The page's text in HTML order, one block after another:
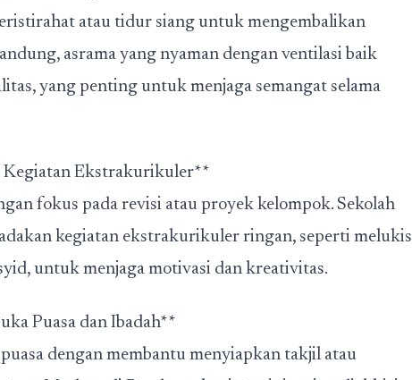
atau tidur siang untuk mengembalikan
asrama yang nyaman dengan ventilasi baik
yang penting untuk menjaga semangat selama
Kegiatan Ekstrakurikuler**
fokus pada revisi atau proyek kelompok. Sekolah
kegiatan ekstrakurikuler ringan, seperti melukis
untuk menjaga motivasi dan kreativitas.
Puasa dan Ibadah**
dengan membantu menyiapkan takjil atau